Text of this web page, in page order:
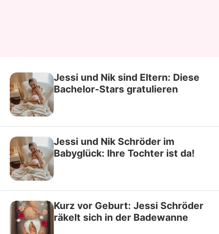
Jessi und Nik sind Eltern: Diese
Bachelor-Stars gratulieren
Jessi und Nik Schröder im
Babyglück: Ihre Tochter ist da!
Kurz vor Geburt: Jessi Schröder
räkelt sich in der Badewanne